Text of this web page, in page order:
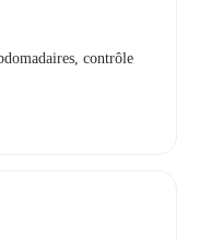
contrôle